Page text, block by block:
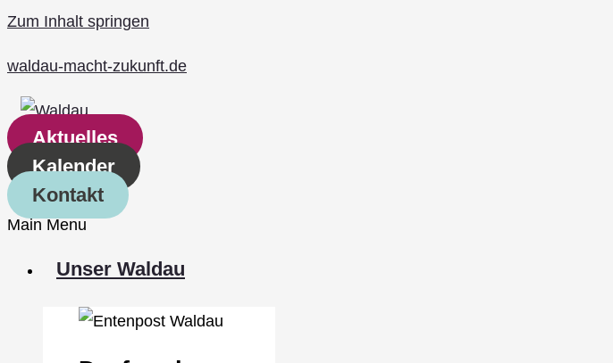
Zum Inhalt springen
waldau-macht-zukunft.de
Aktuelles
Kalender
Kontakt
Main Menu
Unser Waldau